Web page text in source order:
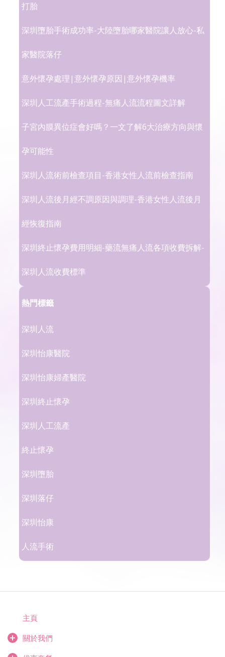
打胎
深圳墮胎手術成功率-大陸墮胎哪家醫院讓人放心-私
家醫院落仔
意外懷孕處理|意外懷孕原因|意外懷孕機率
深圳人工流產手術過程-無痛人流流程圖文詳解
子宮內膜異位症會好嗎？一文了解6大治療方向與懷
孕可能性
深圳人流術前檢查項目-香港女性人流前檢查指南
深圳人流後月經不調原因與調理-香港女性人流後月
經恢復指南
深圳終止懷孕費用明細-藥流無痛人流各項收費拆解-
深圳人流收費標準
熱門標籤
深圳人流
深圳怡康醫院
深圳怡康婦產醫院
深圳終止懷孕
深圳人工流產
終止懷孕
深圳墮胎
深圳落仔
深圳怡康
人流手術
主頁
關於我們